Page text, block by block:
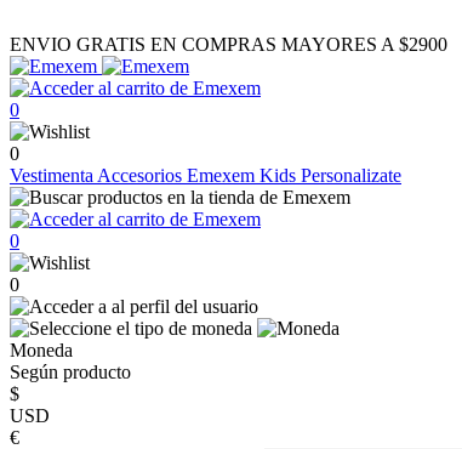
ENVIO GRATIS EN COMPRAS MAYORES A $2900
0
0
Vestimenta Accesorios Emexem Kids Personalizate
0
0
Moneda
Según producto
$
USD
€